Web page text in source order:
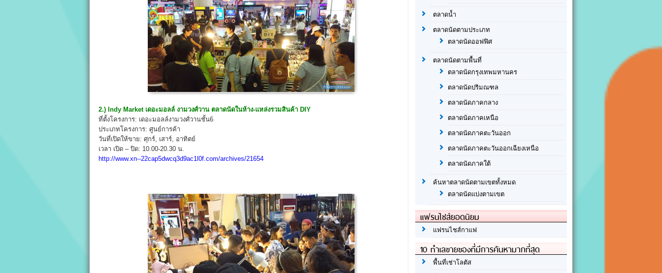
2.) Indy Market เดอะมอลล์ งามวงศ์วาน ตลาดนัดในห้าง-แหล่งรวมสินค้า DIY
ที่ตั้งโครงการ: เดอะมอลล์งามวงศ์วานชั้น6
ประเภทโครงการ: ศูนย์การค้า
วันที่เปิดให้ขาย: ศุกร์, เสาร์, อาทิตย์
เวลา เปิด – ปิด: 10.00-20.30 น.
http://www.xn--22cap5dwcq3d9ac1l0f.com/archives/21654
ตลาดน้ำ
ตลาดนัดตามประเภท
ตลาดนัดออฟฟิศ
ตลาดนัดตามพื้นที่
ตลาดนัดกรุงเทพมหานคร
ตลาดนัดปริมณฑล
ตลาดนัดภาคกลาง
ตลาดนัดภาคเหนือ
ตลาดนัดภาคตะวันออก
ตลาดนัดภาคตะวันออกเฉียงเหนือ
ตลาดนัดภาคใต้
ค้นหาตลาดนัดตามเขตทั้งหมด
ตลาดนัดแบ่งตามเขต
แฟรนไชส์ยอดนิยม
แฟรนไชส์กาแฟ
10 ทำเลขายของที่มีการค้นหามากที่สุด
พื้นที่เช่าโลตัส